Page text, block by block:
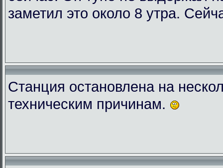
заметил это около 8 утра.
Станция остановлена на
техническим причинам.